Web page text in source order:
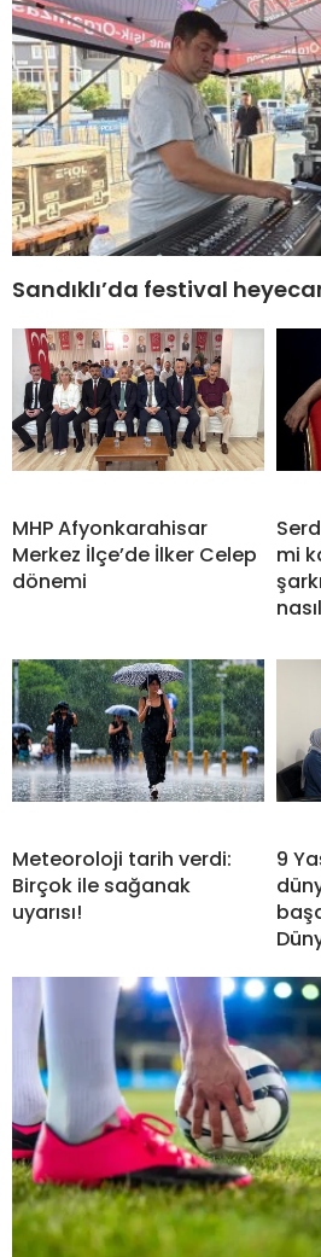
Sandıklı’da festival
MHP Afyonkarahisar
Merkez İlçe’de İlker Celep
dönemi
mi
Meteoroloji tarih verdi:
Birçok ile sağanak
uyarısı!
9